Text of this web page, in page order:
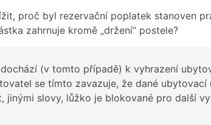
proč byl rezervační poplatek stanoven
zahrnuje kromě „držení“ postele?
(v tomto případě) k vyhrazení
se tímto zavazuje, že dané ubytovací
jinými slovy, lůžko je blokované pro další